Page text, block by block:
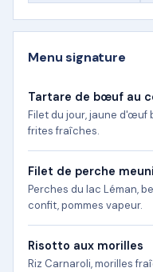
Menu signature
Tartare de bœuf au
Filet du jour, jaune d'œuf
frites fraîches.
Filet de perche
Perches du lac Léman,
confit, pommes vapeur.
Risotto aux morilles
Riz Carnaroli, morilles